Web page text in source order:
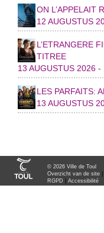
ON L’APPELAIT
12 AUGUSTUS
L’ETRANGERE
TITREE
13 AUGUSTUS 2026 -
LES PARFAITS:
13 AUGUSTUS
© 2026 Ville de Toul
Overzicht van de site
RGPD
Accessibilité